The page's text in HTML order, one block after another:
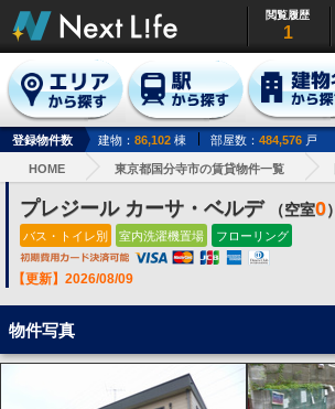
閲覧履歴
1
登録物件数 建物： 86,102 棟 部屋数： 484,576 戸
HOME 東京都国分寺市の賃貸物件一覧
プレジール カーサ・ベルデ （空室0）
バス・トイレ別 室内洗濯機置場 フローリング
【更新】2026/08/09
物件写真